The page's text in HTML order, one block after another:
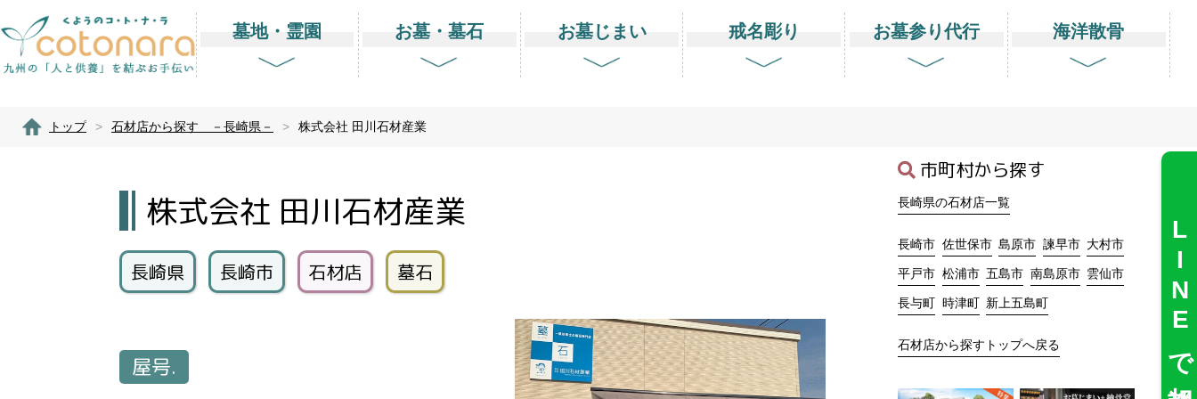
墓地・霊園 お墓・墓石 お墓じまい 戒名彫り お墓参り代行 海洋散骨
トップ > 石材店から探す －長崎県－ > 株式会社 田川石材産業
株式会社 田川石材産業
長崎県 長崎市 石材店 墓石
屋号.
市町村から探す
長崎県の石材店一覧
長崎市 佐世保市 島原市 諫早市 大村市
平戸市 松浦市 五島市 南島原市 雲仙市
長与町 時津町 新上五島町
石材店から探すトップへ戻る LINEで相談